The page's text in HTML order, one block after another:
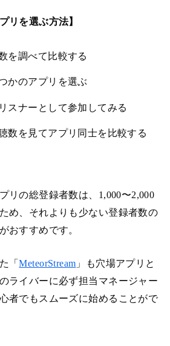
リを選ぶ方法】
を調べて比較する
かのアプリを選ぶ
スナーとして参加してみる
数を見てアプリ同士を比較する
リの総登録者数は、1,000〜2,000
め、それよりも少ない登録者数の
おすすめです。
「MeteorStream 」も穴場アプリと
ライバーに必ず担当マネージャー
者でもスムーズに始めることがで